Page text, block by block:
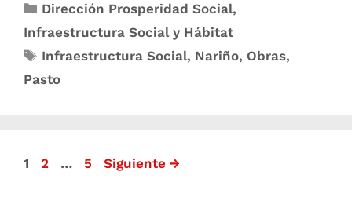
Dirección Prosperidad Social,
Infraestructura Social y Hábitat
Infraestructura Social, Nariño, Obras,
Pasto
1 2 … 5 Siguiente →